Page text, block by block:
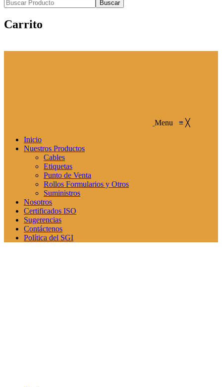
Buscar
Carrito
Menu ≡ ╳
Inicio
Nuestros Productos
Cables
Etiquetas
Punto de Venta
Rollos Formularios y Otros
Suministros
Nosotros
Certificados ISO
Sugerencias
Contáctenos
Política del SGI